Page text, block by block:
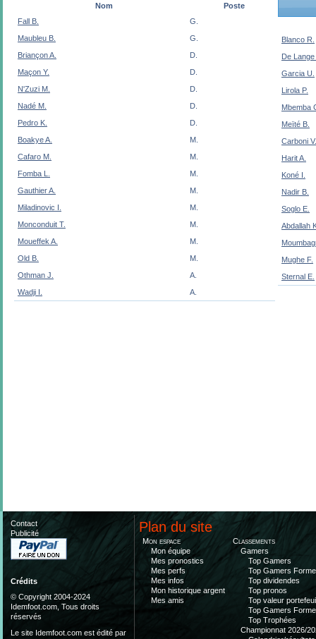
Nom
Poste
Fall B.
G.
Maubleu B.
G.
Briançon A.
D.
Maçon Y.
D.
N'Zuzi M.
D.
Nadé M.
D.
Pedro K.
D.
Boakye A.
M.
Cafaro M.
M.
Fomba L.
M.
Gauthier A.
M.
Miladinovic I.
M.
Monconduit T.
M.
Moueffek A.
M.
Old B.
M.
Othman J.
A.
Wadji I.
A.
Blanco R.
De
Garcia U.
Lirola P.
Mbemba
Meïté B.
Carboni V.
Harit A.
Koné I.
Nadir B.
Soglo E.
Abdallah
Mughe F.
Sternal E.
Contact
Publicité
Crédits
© Copyright 2004-2024
Idemfoot.com, Tous droits
réservés
Le site Idemfoot.com est édité par
Plan du site
Mon espace
Mon équipe
Mes pronostics
Mes perfs
Mes infos
Mon historique argent
Mes amis
Classements
Gamers
Top Gamers
Top Gamers Forme
Top dividendes
Top pronos
Top valeur
Top Gamers Forme
Top Trophées
Championnat 2026/